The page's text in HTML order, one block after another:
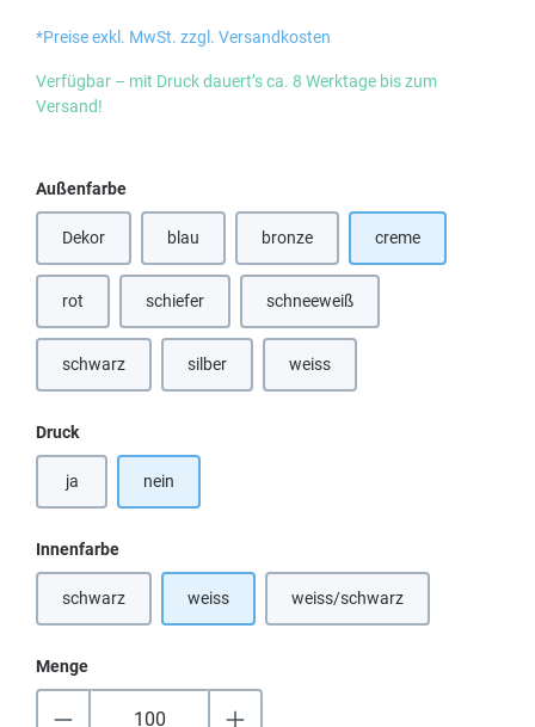
*Preise exkl. MwSt. zzgl. Versandkosten
Verfügbar – mit Druck dauert’s ca. 8 Werktage bis zum
Versand!
Außenfarbeauswählen
Dekor(Diese Option ist zurzeit nicht verfügbar.)
blau bronze(Diese Option ist zurzeit nicht
creme
rot(Diese Option ist zurzeit nicht verfügbar.)
schiefer(Diese Option ist zurzeit nicht verfügbar.)
schneeweiß(Diese Option ist zurzeit nicht
schwarz(Diese Option ist zurzeit nicht verfügbar.)
silber(Diese Option ist zurzeit nicht verfügbar.)
weiss
Druckauswählen
ja nein
Innenfarbeauswählen
schwarz(Diese Option ist zurzeit nicht verfügbar.)
weiss weiss/schwarz(Diese Option ist zurzeit
Menge